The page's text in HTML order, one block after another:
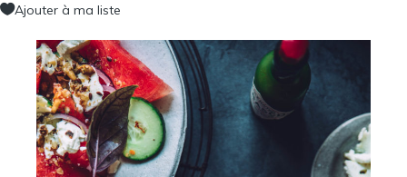
Ajouter à ma liste